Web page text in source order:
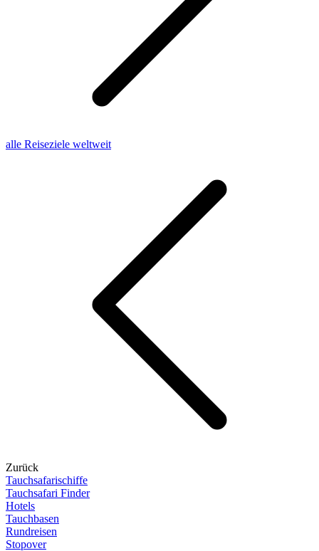
alle Reiseziele weltweit
Zurück
Tauchsafarischiffe
Tauchsafari Finder
Hotels
Tauchbasen
Rundreisen
Stopover